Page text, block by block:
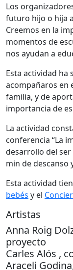
Los
futuro hijo o hija
Creemos en la
momentos de
nos ayudan a
Esta actividad ha
acompañaros en
familia, y de
importancia de
La actividad
conferencia “La
desarrollo del ser
min de descanso
Esta actividad
bebés y el
Artistas
Anna Roig
proyecto
Carles Alós ,
Araceli